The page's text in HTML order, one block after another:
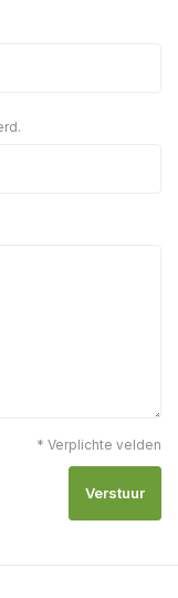
* Verplichte velden
Verstuur